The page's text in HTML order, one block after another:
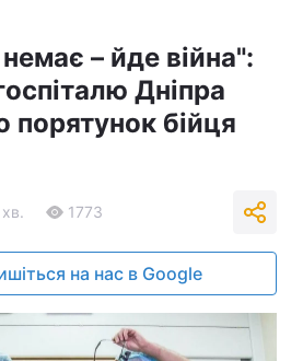
– йде війна":
Дніпра
порятунок бійця
хв. 1773
на нас в Google